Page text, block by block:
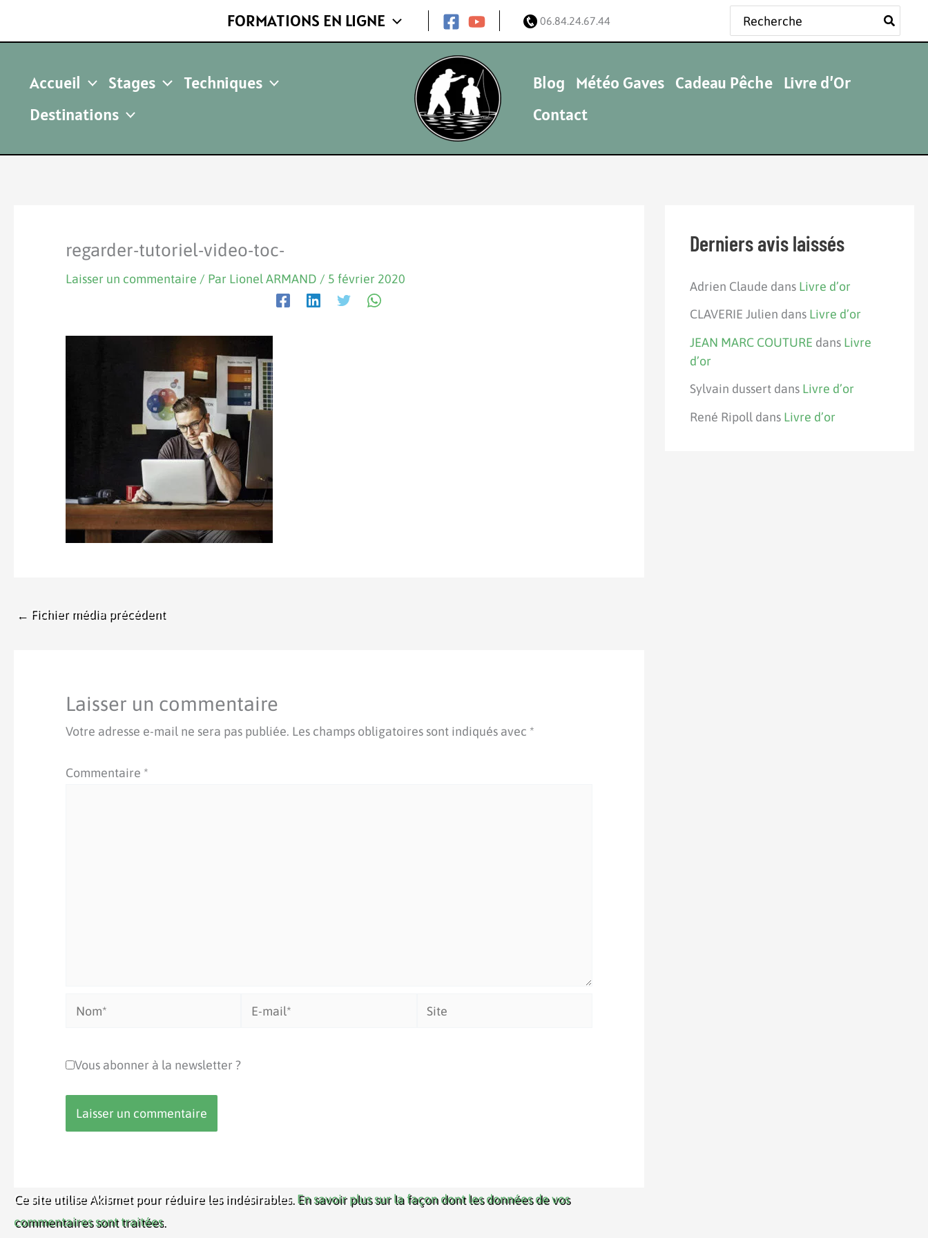
FORMATIONS EN LIGNE 06.84.24.67.44
Rechercher:
Accueil Stages
Techniques
Destinations
Blog Météo Gaves Cadeau Pêche Livre d’Or
Contact
regarder-tutoriel-video-toc-
Laisser un commentaire / Par Lionel ARMAND / 5 février 2020
← Fichier média précédent
Laisser un commentaire
Votre adresse e-mail ne sera pas publiée. Les champs obligatoires sont indiqués avec *
Commentaire *
Nom* Site
Vous abonner à la newsletter ?
Ce site utilise Akismet pour réduire les indésirables. En savoir plus sur la façon dont les données de vos
commentaires sont traitées.
Derniers avis laissés
Adrien Claude dans Livre d’or
CLAVERIE Julien dans Livre d’or
JEAN MARC COUTURE dans Livre
d’or
Sylvain dussertdans Livre d’or
René Ripolldans Livre d’or